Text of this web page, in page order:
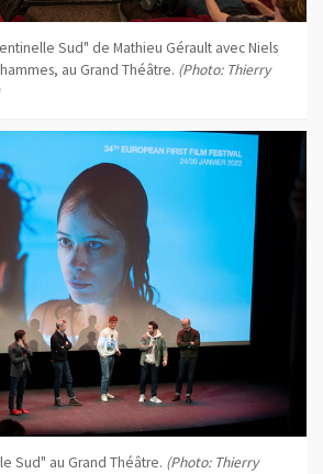
Sud" de Mathieu Gérault avec Niels
au Grand Théâtre. (Photo: Thierry
Sud" au Grand Théâtre. (Photo: Thierry